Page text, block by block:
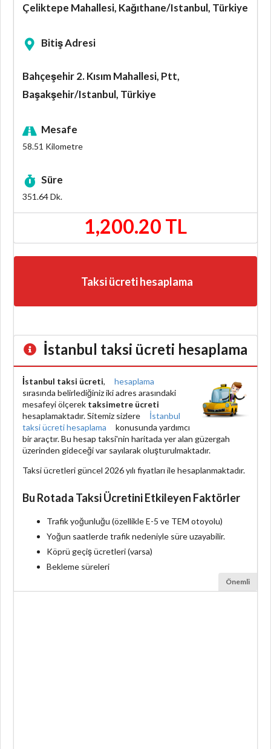
Çeliktepe Mahallesi, Kağıthane/Istanbul, Türkiye
Bitiş Adresi
Bahçeşehir 2. Kısım Mahallesi, Ptt,
Başakşehir/Istanbul, Türkiye
Mesafe
58.51 Kilometre
Süre
351.64Dk.
1,200.20 TL
Taksi ücreti hesaplama
İstanbul taksi ücreti hesaplama
İstanbul taksi ücreti,
hesaplama
sırasında belirlediğiniz iki adres arasındaki
mesafeyi ölçerek taksimetre ücreti
hesaplamaktadır. Sitemiz sizlere
İstanbul
taksi ücreti hesaplama
konusunda yardımcı
bir araçtır. Bu hesap taksi'nin haritada yer alan güzergah
üzerinden gideceği var sayılarak oluşturulmaktadır.
Taksi ücretleri güncel 2026 yılı fiyatları ile hesaplanmaktadır.
Bu Rotada Taksi Ücretini Etkileyen Faktörler
Trafik yoğunluğu (özellikle E-5 ve TEM otoyolu)
Yoğun saatlerde trafik nedeniyle süre uzayabilir.
Köprü geçiş ücretleri (varsa)
Bekleme süreleri
Önemli